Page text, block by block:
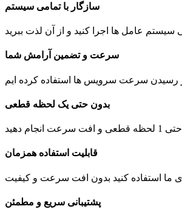
سازگار با تمامی سیستم
سرعت و تضمین آرامش شما
بدون حتی یک لحظه قطعی
دهید
قابلیت استفاده همزمان
ما استفاده کنید بدون افت سرعت و کیفیت
پشتیبانی سریع و مطمئن